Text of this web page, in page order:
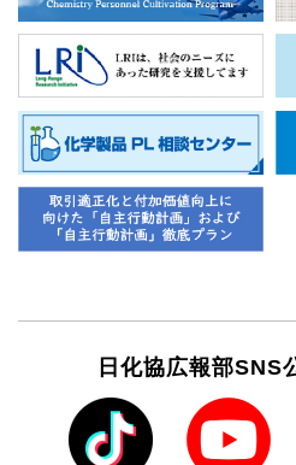
日化協広報部SNS